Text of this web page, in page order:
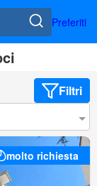
Preferiti
Filtri
molto richiesta